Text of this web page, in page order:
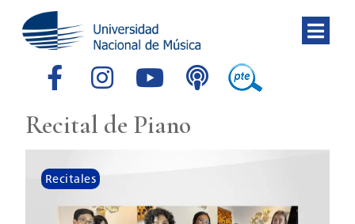
Recital de Piano
Recitales